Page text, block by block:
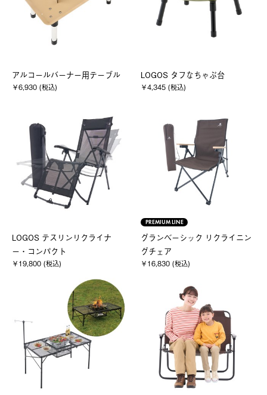
アルコールバーナー用テーブル
￥6,930 (税込)
LOGOS タフなちゃぶ台
￥4,345 (税込)
LOGOS テスリンリクライナ
ー・コンパクト
￥19,800 (税込)
PREMIUM LINE
グランベーシック リクライニン
グチェア
￥16,830 (税込)